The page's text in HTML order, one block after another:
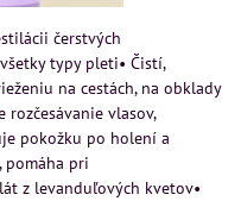
čerstvých
typy pleti• Čistí,
na cestách, na obklady
vlasov,
pokožku po holení a
pomáha pri
z levanduľových kvetov•